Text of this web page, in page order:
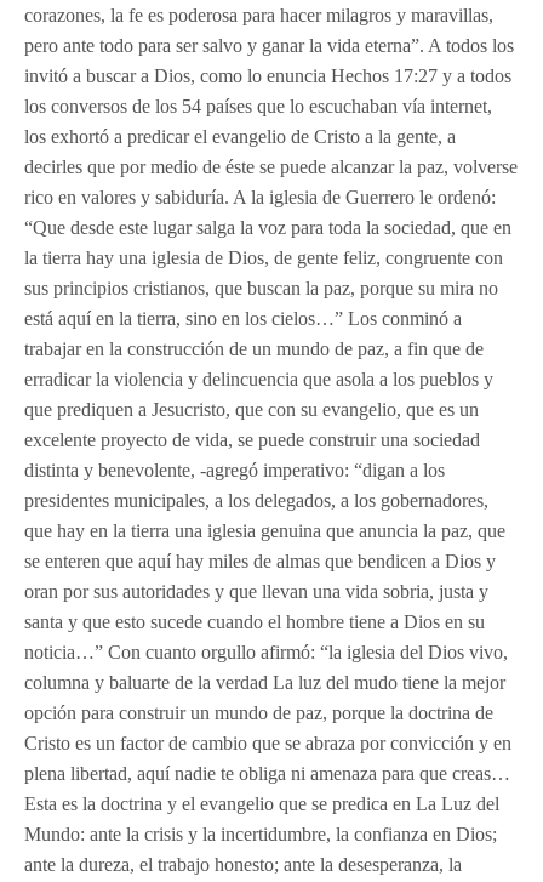
corazones, la fe es poderosa para hacer milagros y maravillas,
pero ante todo para ser salvo y ganar la vida eterna”. A todos los
invitó a buscar a Dios, como lo enuncia Hechos 17:27 y a todos
los conversos de los 54 países que lo escuchaban vía internet,
los exhortó a predicar el evangelio de Cristo a la gente, a
decirles que por medio de éste se puede alcanzar la paz, volverse
rico en valores y sabiduría. A la iglesia de Guerrero le ordenó:
“Que desde este lugar salga la voz para toda la sociedad, que en
la tierra hay una iglesia de Dios, de gente feliz, congruente con
sus principios cristianos, que buscan la paz, porque su mira no
está aquí en la tierra, sino en los cielos…” Los conminó a
trabajar en la construcción de un mundo de paz, a fin que de
erradicar la violencia y delincuencia que asola a los pueblos y
que prediquen a Jesucristo, que con su evangelio, que es un
excelente proyecto de vida, se puede construir una sociedad
distinta y benevolente, -agregó imperativo: “digan a los
presidentes municipales, a los delegados, a los gobernadores,
que hay en la tierra una iglesia genuina que anuncia la paz, que
se enteren que aquí hay miles de almas que bendicen a Dios y
oran por sus autoridades y que llevan una vida sobria, justa y
santa y que esto sucede cuando el hombre tiene a Dios en su
noticia…” Con cuanto orgullo afirmó: “la iglesia del Dios vivo,
columna y baluarte de la verdad La luz del mudo tiene la mejor
opción para construir un mundo de paz, porque la doctrina de
Cristo es un factor de cambio que se abraza por convicción y en
plena libertad, aquí nadie te obliga ni amenaza para que creas…
Esta es la doctrina y el evangelio que se predica en La Luz del
Mundo: ante la crisis y la incertidumbre, la confianza en Dios;
ante la dureza, el trabajo honesto; ante la desesperanza, la